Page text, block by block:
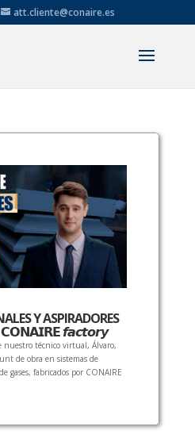
att.cliente@conaire.es
Y ASPIRADORES
𝗖𝗢𝗡𝗔𝗜𝗥𝗘 𝙛𝙖𝙘𝙩𝙤𝙧𝙮
nuestro técnico virtual, Álvaro,
de obra en sistemas de
gases, fabricados por CONAIRE